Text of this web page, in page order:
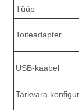
Tüüp
Toiteadapter
USB-kaabel
Tarkvara